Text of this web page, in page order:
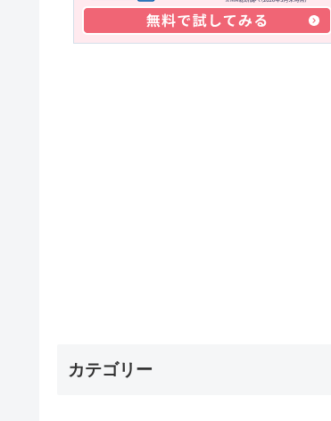
カテゴリー